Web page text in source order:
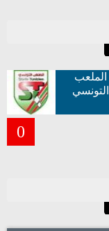
الملعب
التونسي
0